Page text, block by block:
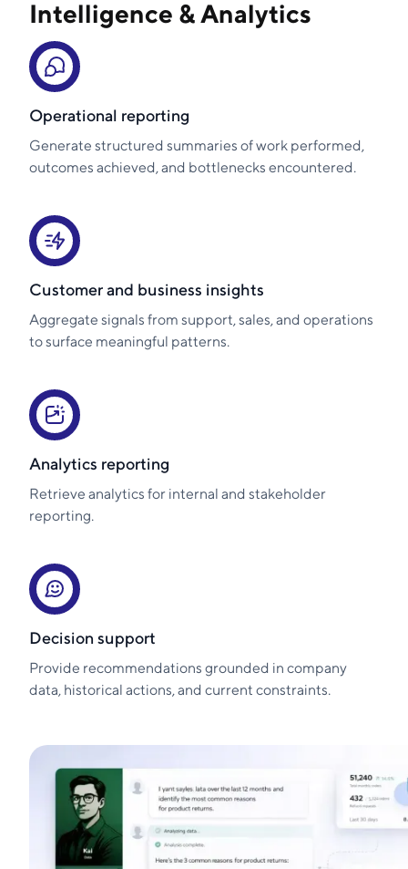
Intelligence & Analytics
Operational reporting
Generate structured summaries of work performed,
outcomes achieved, and bottlenecks encountered.
Customer and business insights
Aggregate signals from support, sales, and operations
to surface meaningful patterns.
Analytics reporting
Retrieve analytics for internal and stakeholder
reporting.
Decision support
Provide recommendations grounded in company
data, historical actions, and current constraints.